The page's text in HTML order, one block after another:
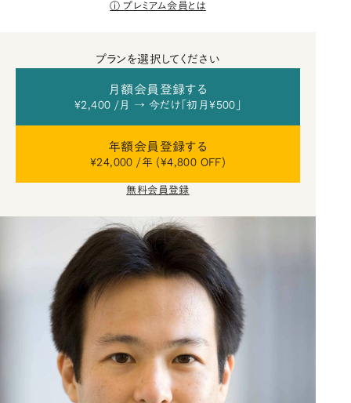
プレミアム会員とは
プランを選択してください
月額会員登録する
¥2,400 /月 → 今だけ「初月¥500」
年額会員登録する
¥24,000 /年 (¥4,800 OFF)
無料会員登録